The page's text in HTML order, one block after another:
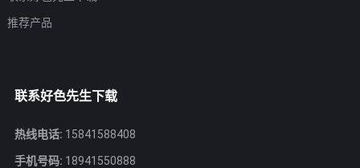
推荐产品
联系好色先生下载
热线电话: 15841588408
手机号码: 18941550888